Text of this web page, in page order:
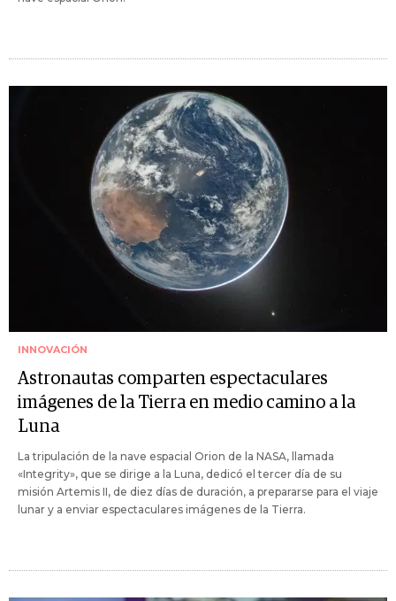
INNOVACIÓN
Astronautas comparten espectaculares
imágenes de la Tierra en medio camino a la
Luna
La tripulación de la nave espacial Orion de la NASA, llamada
«Integrity», que se dirige a la Luna, dedicó el tercer día de su
misión Artemis II, de diez días de duración, a prepararse para el viaje
lunar y a enviar espectaculares imágenes de la Tierra.